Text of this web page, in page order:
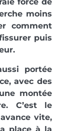
moins
comment
puis
portée
avec des
montée
C’est le
vite,